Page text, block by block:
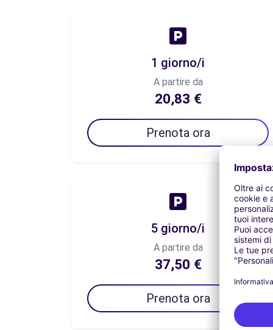
1 giorno/i
A partire da
20,83 €
Prenota ora
5 giorno/i
A partire da
37,50 €
Prenota ora